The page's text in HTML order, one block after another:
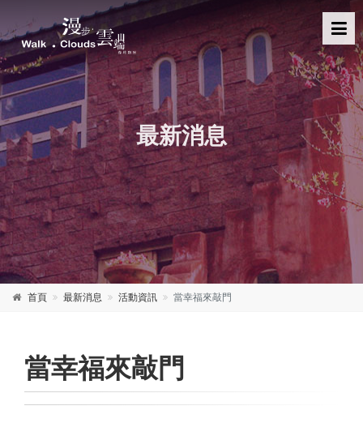
最新消息
首頁 最新消息 活動資訊 當幸福來敲門
當幸福來敲門